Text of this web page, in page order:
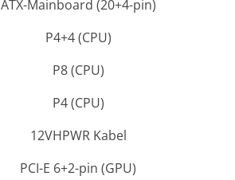
ATX-Mainboard (20+4-pin)
P4+4 (CPU)
P8 (CPU)
P4 (CPU)
12VHPWR Kabel
PCI-E 6+2-pin (GPU)